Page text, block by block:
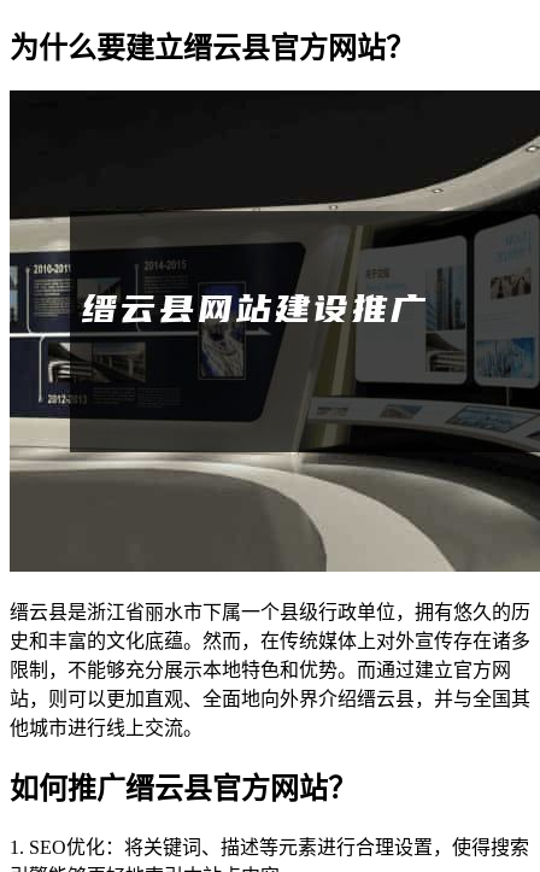
为什么要建立缙云县官方网站？
缙云县是浙江省丽水市下属一个县级行政单位，拥有悠久的历
史和丰富的文化底蕴。然而，在传统媒体上对外宣传存在诸多
限制，不能够充分展示本地特色和优势。而通过建立官方网
站，则可以更加直观、全面地向外界介绍缙云县，并与全国其
他城市进行线上交流。
如何推广缙云县官方网站？
1. SEO优化：将关键词、描述等元素进行合理设置，使得搜索